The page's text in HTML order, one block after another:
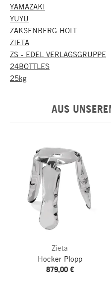
YAMAZAKI
YUYU
ZAKSENBERG HOLT
ZIETA
ZS - EDEL VERLAGSGRUPPE
24BOTTLES
25kg
AUS
Zieta
Hocker Plopp
879,00 €